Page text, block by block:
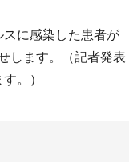
に感染した患者が
します。（記者発表
。）